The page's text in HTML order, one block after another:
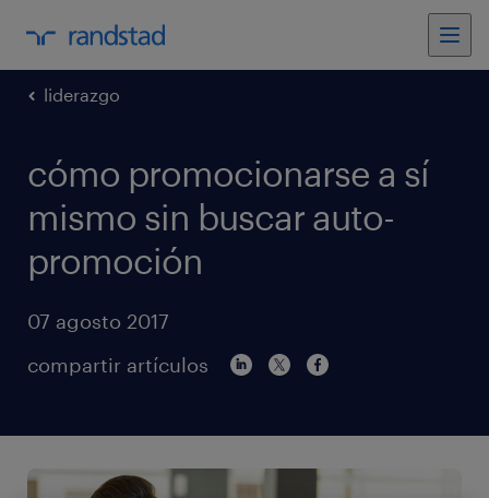
liderazgo
cómo promocionarse a sí
mismo sin buscar auto-
promoción
07 agosto 2017
compartir artículos